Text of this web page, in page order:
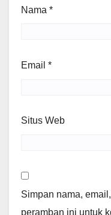
Nama *
Email *
Situs Web
Simpan nama,
peramban ini untuk